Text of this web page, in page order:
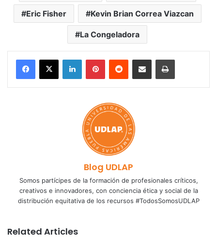
Eric Fisher Kevin Brian Correa Viazcan
La Congeladora
LinkedInPinterestReddit Share via Email Print
Blog UDLAP
Somos partícipes de la formación de profesionales críticos,
creativos e innovadores, con conciencia ética y social de la
distribución equitativa de los recursos #TodosSomosUDLAP
Related Articles